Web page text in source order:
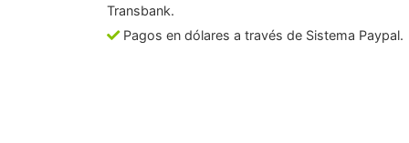
Transbank.
Pagos en dólares a través de Sistema Paypal.